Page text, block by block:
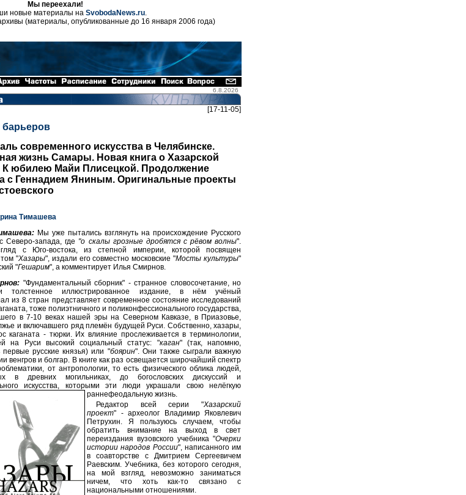
Мы переехали!
новые материалы на SvobodaNews.ru.
(материалы, опубликованные до 16 января 2006 года)
6.8.2026
[17-11-05]
барьеров
современного искусства в Челябинске.
жизнь Самары. Новая книга о Хазарской
К юбилею Майи Плисецкой. Продолжение
с Геннадием Яниным. Оригинальные проекты
Тимашева
Мы уже пытались взглянуть на происхождение Русского
Северо-запада, где "о скалы грозные дробятся с рёвом волны".
с Юго-востока, из степной империи, которой посвящен
"Хазары", издали его совместно московские "Мосты культуры"
"Гешарим", а комментирует Илья Смирнов.
"Фундаментальный сборник" - странное словосочетание, но
толстенное иллюстрированное издание, в нём учёный
из 8 стран представляет современное состояние исследований
тоже полиэтничного и поликонфессионального государства,
в 7-10 веках нашей эры на Северном Кавказе, в Приазовье,
и включавшего ряд племён будущей Руси. Собственно, хазары,
каганата - тюрки. Их влияние прослеживается в терминологии,
на Руси высокий социальный статус: "каган" (так, напомню,
первые русские князья) или "боярин". Они также сыграли важную
венгров и болгар. В книге как раз освещается широчайший спектр
от антропологии, то есть физического облика людей,
в древних могильниках, до богословских дискуссий и
искусства, которыми эти люди украшали свою нелёгкую
раннефеодальную жизнь.
Редактор всей серии "Хазарский
проект" - археолог Владимир Яковлевич
Петрухин. Я пользуюсь случаем, чтобы
обратить внимание на выход в свет
переиздания вузовского учебника "Очерки
истории народов России", написанного им
в соавторстве с Дмитрием Сергеевичем
Раевским. Учебника, без которого сегодня,
на мой взгляд, невозможно заниматься
ничем, что хоть как-то связано с
национальными отношениями.